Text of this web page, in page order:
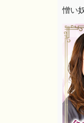
憎い